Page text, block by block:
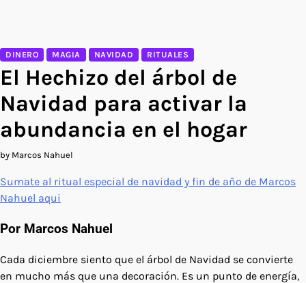
DINERO MAGIA NAVIDAD RITUALES
El Hechizo del árbol de
Navidad para activar la
abundancia en el hogar
by Marcos Nahuel
Sumate al ritual especial de navidad y fin de año de Marcos
Nahuel aqui
Por Marcos Nahuel
Cada diciembre siento que el árbol de Navidad se convierte
en mucho más que una decoración. Es un punto de energía,